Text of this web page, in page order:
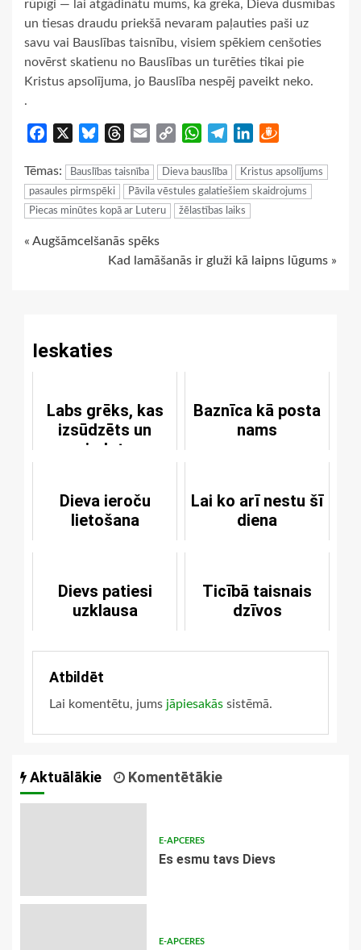
rūpīgi — lai atgādinātu mums, ka grēka, Dieva dusmības
un tiesas draudu priekšā nevaram paļauties paši uz
savu vai Bauslības taisnību, visiem spēkiem cenšoties
novērst skatienu no Bauslības un turēties tikai pie
Kristus apsolījuma, jo Bauslība nespēj paveikt neko.
.
Facebook BlueskyThreads
Email
Copy
WhatsApp
TelegramLinkedIn
Tēmas: Bauslības taisnība Dieva bauslība
Kristus apsolījums
pasaules pirmspēki
Pāvila vēstules galatiešiem skaidrojums
Piecas minūtes kopā ar Luteru
žēlastības laiks
Continue
« Augšāmcelšanās spēks
Kad lamāšanās ir gluži kā laipns lūgums »
Ieskaties
Labs grēks, kas
izsūdzēts un
piedots
Baznīca kā posta
nams
Dieva ieroču
lietošana
Lai ko arī nestu šī
diena
Dievs patiesi
uzklausa
Ticībā taisnais
dzīvos
Atbildēt
Lai komentētu, jums jāpiesakās sistēmā.
Aktuālākie Komentētākie
E-APCERES
Es esmu tavs Dievs
E-APCERES